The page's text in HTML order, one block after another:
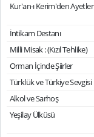
Kur'an-ı Kerim'den Ayetler
İntikam Destanı
Milli Misak : (Kızıl Tehlike)
Orman İçinde Şiirler
Türklük ve Türkiye Sevgisi
Alkol ve Sarhoş
Yeşilay Ülküsü